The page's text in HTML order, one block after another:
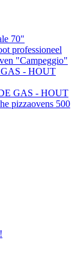
70"
professioneel
"Campeggio"
- HOUT
GAS - HOUT
pizzaovens 500